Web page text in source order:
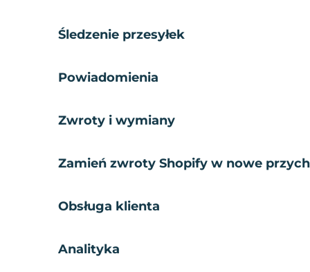
Śledzenie przesyłek
Powiadomienia
Zwroty i wymiany
Zamień zwroty Shopify w nowe
Obsługa klienta
Analityka